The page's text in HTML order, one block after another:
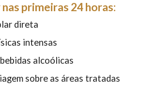
primeiras 24 horas:
direta
intensas
alcoólicas
sobre as áreas tratadas